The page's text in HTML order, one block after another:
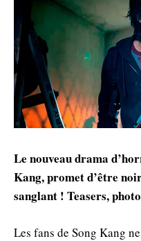
Le nouveau drama
Kang, promet d’être
sanglant ! Teasers,
Les fans de Song Kang